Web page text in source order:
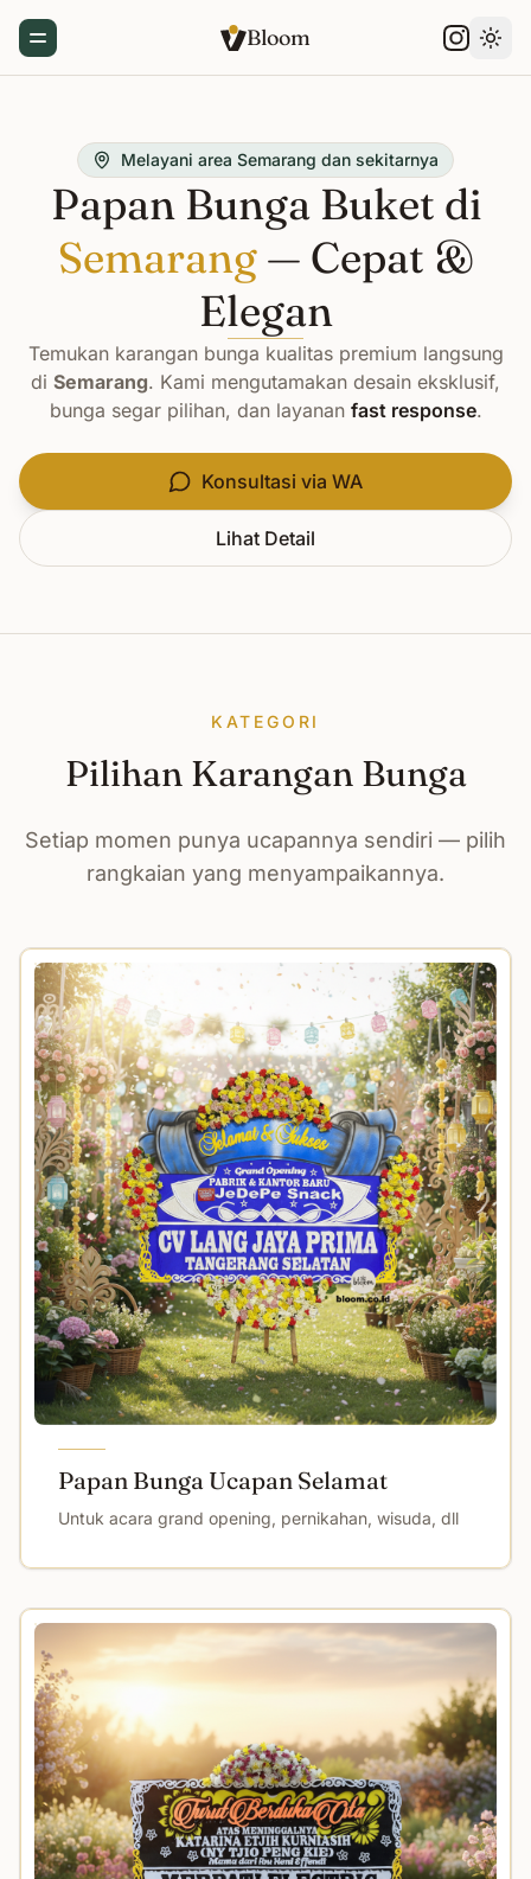
Toggle Menu Bloom
Melayani area Semarang dan sekitarnya
Papan Bunga Buket di
Semarang— Cepat &
Elegan
Temukan karangan bunga kualitas premium langsung
di Semarang. Kami mengutamakan desain eksklusif,
bunga segar pilihan, dan layanan fast response.
Konsultasi via WA
Lihat Detail
KATEGORI
Pilihan Karangan Bunga
Setiap momen punya ucapannya sendiri — pilih
rangkaian yang menyampaikannya.
Papan Bunga Ucapan Selamat
Untuk acara grand opening, pernikahan, wisuda, dll